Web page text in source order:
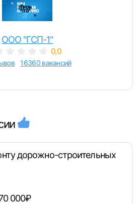
Войти
ООО "ГСП-1"
0,0
16360 вакансий
дорожно-строительных
000₽